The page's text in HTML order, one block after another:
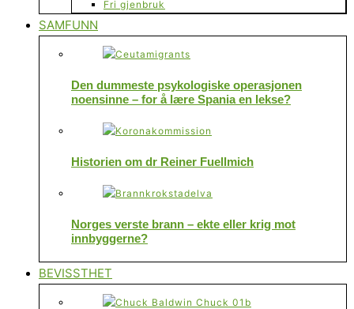
Fri gjenbruk
SAMFUNN
Den dummeste psykologiske operasjonen
noensinne – for å lære Spania en lekse?
Historien om dr Reiner Fuellmich
Norges verste brann – ekte eller krig mot
innbyggerne?
BEVISSTHET